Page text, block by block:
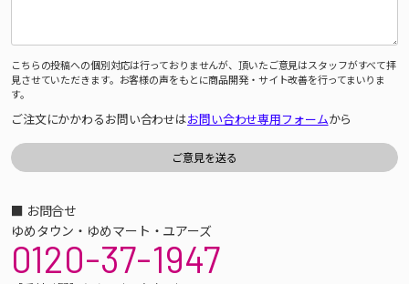
こちらの投稿への個別対応は行っておりませんが、頂いたご意見はスタッフがすべて拝
見させていただきます。お客様の声をもとに商品開発・サイト改善を行ってまいりま
す。
ご注文にかかわるお問い合わせはお問い合わせ専用フォームから
■ お問合せ
ゆめタウン・ゆめマート・ユアーズ
0120-37-1947